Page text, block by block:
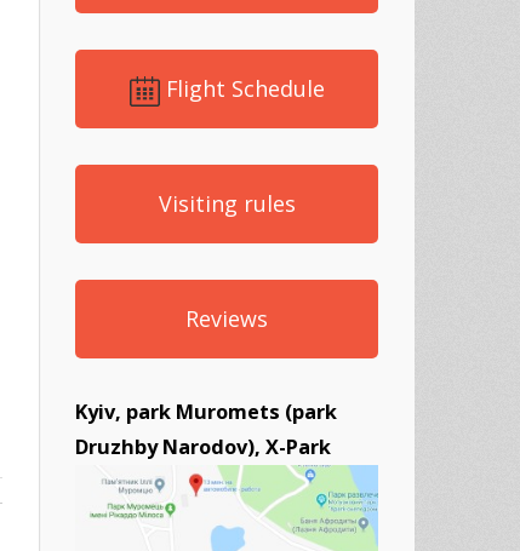
Flight Schedule
Visiting rules
Reviews
Kyiv, park Muromets (park
Druzhby Narodov), X-Park